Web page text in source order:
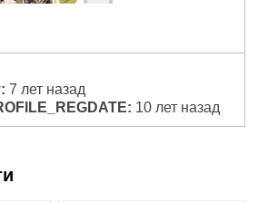
7 лет назад
10 лет назад